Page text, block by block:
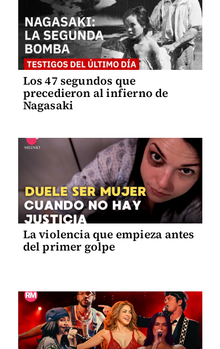
Los 47 segundos que
precedieron al infierno de
Nagasaki
La violencia que empieza antes
del primer golpe